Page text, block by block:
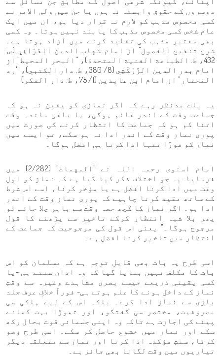
دوسروں کے حقوق وابستہ نہ ہوں یا جن میں ولی الامر نے
کسی مخصوص مذہب کو لازم نہ قرار دیا ہو، ان میں ایک
عام شخص کسی مخصوص مذہب کا پابند نہیں ہوتا۔ وہ کسی
بھی معتبر مذہب کی تقلید کرنے میں آزاد ہوتا ہے۔
شرح تنقیح الفصول" از امام شهاب الدین القَرَافِي (ص:
432، ط. الطباعة الفنية المتحدة)، ''البحر المحيط" از
امام بدر الدین الزَّرْكَشِي (8/ 380، ط. دار الكتبي)، ''رد
المحتار" از امام ابن عابدین (1/ 75، ط. دار الفكر)
یہ بات مدنظر رہے کہ اگر نمازی کو یقین نہ ہو کہ
جماعت وقت کے اندر قائم ہوگی، یا باقی ماندہ وقت
اتنا کم ہو کہ جماعت کا انتظار کرنے کی صورت میں
پوری نماز وقت کے اندر ادا نہ ہو سکے، تو ایسے میں
نماز کو فورًا تنہا ادا کرنا ہی افضل ہوگا۔
امام اسنوی رحمہ اللہ نے "المهمات" (2/282) میں
فرمایا: یہ جو اختلاف ذکر کیا گیا ہے کہ نماز کو اول
وقت میں ادا کرنا افضل ہے یا مؤخر کرنا، اسے اس شرط
کے ساتھ مقید کرنا چاہیے کہ پوری نماز وقت کے اندر
ادا ہو۔ اگر نماز کا کچھ حصہ وقت سے باہر چلا جائے تو
پھر بلا شبہ انتظار کرکے تاخیر سے پڑھنے کا قول
مرجوح ہوگا۔" یعنی اس قول کی مرجوحیت کہ جماعت کے
انتظار میں تاخیر کرنا افضل ہے۔
اسی طرح یہ بات بھی قابلِ توجہ ہے کہ مسلمان کو اس
بات کا مکلف نہیں بنایا گیا کہ وہ اذان سنتے ہی -یا
کسی یقینی ذریعے جیسے بصری مشاہدے وغیرہ سے وقتِ
نماز کے داخل ہونے کا علم ہوتے ہی- فوراً خلافِ عرف جلد
بازی سے نماز ادا کرے۔ بلکہ اس کے لیے ہلکی سی
مصروفیت، مختصر سی گفتگو، اور تھوڑا بہت کھانے
پینے کی اجازت ہے تاکہ وہ اپنی جسمانی قوت بحال رکھ
سکے اور نماز میں خشوع حاصل کر سکے۔ اسی طرح وضو
کرنا، سنتِ مؤکدہ ادا کرنا اور نماز سے متعلقہ دیگر
تیاریوں میں وقت لگانا بھی جائز ہے۔